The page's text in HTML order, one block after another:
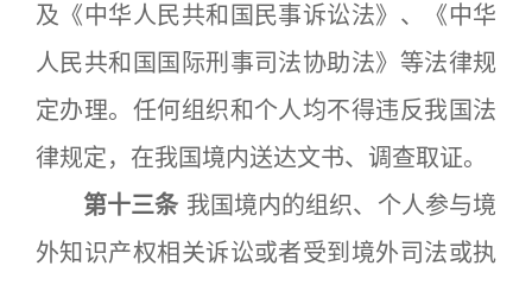
及《中华人民共和国民事诉讼法》、《中华
人民共和国国际刑事司法协助法》等法律规
定办理。任何组织和个人均不得违反我国法
律规定，在我国境内送达文书、调查取证。
第十三条 我国境内的组织、个人参与境
外知识产权相关诉讼或者受到境外司法或执